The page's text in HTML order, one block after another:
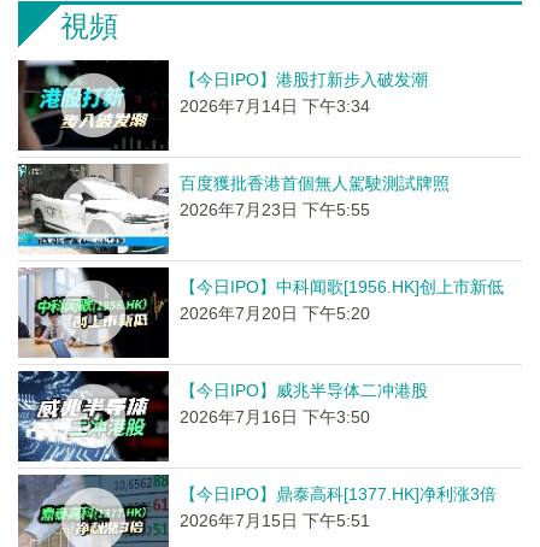
視頻
【今日IPO】港股打新步入破发潮
2026年7月14日 下午3:34
百度獲批香港首個無人駕駛測試牌照
2026年7月23日 下午5:55
【今日IPO】中科闻歌[1956.HK]创上市新低
2026年7月20日 下午5:20
【今日IPO】威兆半导体二冲港股
2026年7月16日 下午3:50
【今日IPO】鼎泰高科[1377.HK]净利涨3倍
2026年7月15日 下午5:51